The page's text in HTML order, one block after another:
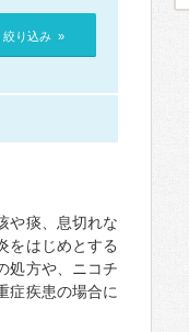
絞り込み »
や痰、息切れな
をはじめとする
処方や、ニコチ
症疾患の場合に